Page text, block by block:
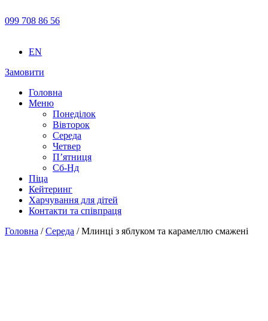
099 708 86 56
EN
Замовити
Головна
Меню
Понеділок
Вівторок
Середа
Четвер
П’ятниця
Сб-Нд
Піца
Кейтеринг
Харчування для дітей
Контакти та співпраця
Головна /Середа / Млинці з яблуком та карамеллю смажені